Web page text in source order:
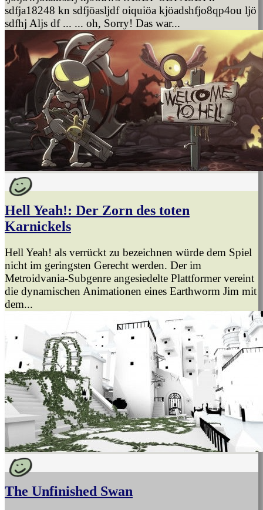
sdfja18248 kn sdfjöasljdf oiquiöa kjöadshfjo8qp4ou ljö
sdfhj Aljs df ... ... oh, Sorry! Das war...
Hell Yeah!: Der Zorn des toten
Karnickels
Hell Yeah! als verrückt zu bezeichnen würde dem Spiel
nicht im geringsten Gerecht werden. Der im
Metroidvania-Subgenre angesiedelte Plattformer vereint
die dynamischen Animationen eines Earthworm Jim mit
dem...
The Unfinished Swan